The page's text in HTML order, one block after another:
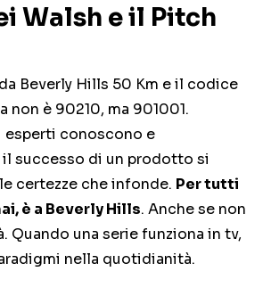
Walsh e il Pitch
Beverly Hills 50 Km e il codice
non è 90210, ma 901001.
esperti conoscono e
successo di un prodotto si
certezze che infonde. Per tutti
è a Beverly Hills. Anche se non
Quando una serie funziona in tv,
nella quotidianità.